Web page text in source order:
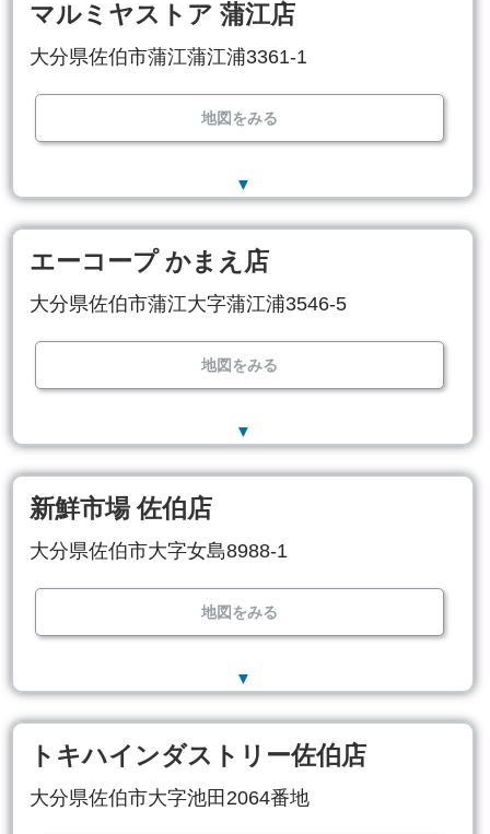
マルミヤストア 蒲江店
大分県佐伯市蒲江蒲江浦3361-1
地図をみる
▼
エーコープ かまえ店
大分県佐伯市蒲江大字蒲江浦3546-5
地図をみる
▼
新鮮市場 佐伯店
大分県佐伯市大字女島8988-1
地図をみる
▼
トキハインダストリー佐伯店
大分県佐伯市大字池田2064番地